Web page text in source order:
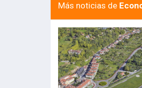
Más noticias de